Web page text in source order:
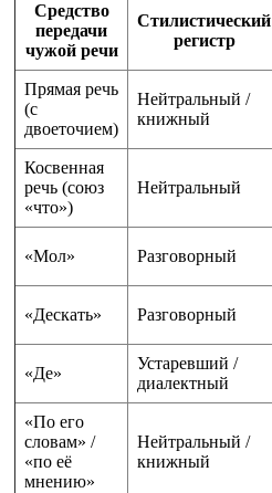
Средство
передачи
чужой речи
Стилистический
регистр
Прямая речь
(с
двоеточием)
Нейтральный /
книжный
Косвенная
речь (союз
«что»)
Нейтральный
«Мол» Разговорный
«Дескать» Разговорный
«Де»
Устаревший /
диалектный
«По его
словам» /
«по её
мнению»
Нейтральный /
книжный